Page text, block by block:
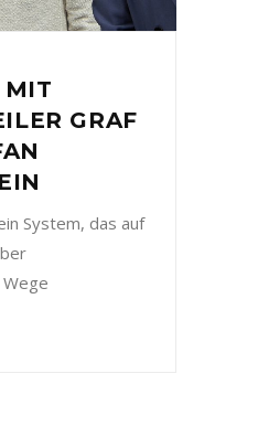
MIT
GRAF
System, das auf